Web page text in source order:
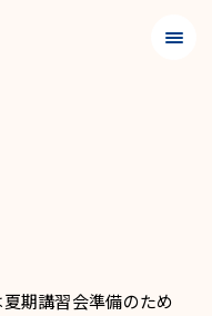
メニ
期講習会準備のため